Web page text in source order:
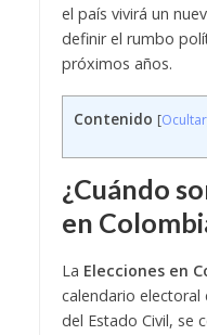
el país vivirá un
definir el rumbo
próximos años.
Contenido [Ocultar
¿Cuándo
en
La Elecciones en
calendario electoral
del Estado Civil, se